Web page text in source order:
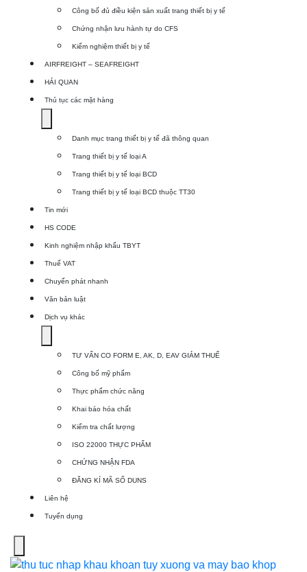
TBYT
Công bố đủ điều kiện sản xuất trang thiết bị y tế
Chứng nhận lưu hành tự do CFS
Kiểm nghiệm thiết bị y tế
AIRFREIGHT – SEAFREIGHT
HẢI QUAN
Thủ tục các mặt hàng
submenu
hàng
Danh mục trang thiết bị y tế đã thông quan
Trang thiết bị y tế loại A
Trang thiết bị y tế loại BCD
Trang thiết bị y tế loại BCD thuộc TT30
Tin mới
HS CODE
Kinh nghiệm nhập khẩu TBYT
Thuế VAT
Chuyển phát nhanh
Văn bản luật
Dịch vụ khác
submenuTƯ VẤN CO FORM E, AK, D, EAV GIẢM THUẾ
Công bố mỹ phẩm
Thực phẩm chức năng
Khai báo hóa chất
Kiểm tra chất lượng
ISO 22000 THỰC PHẨM
CHỨNG NHẬN FDA
ĐĂNG KÍ MÃ SỐ DUNS
Liên hệ
Tuyển dụng